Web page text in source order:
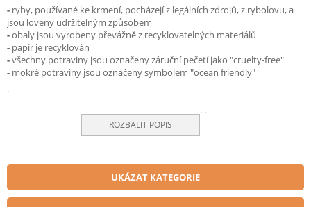
- ryby, používané ke krmení, pocházejí z legálních zdrojů, z rybolovu, a
jsou loveny udržitelným způsobem
-obaly jsou vyrobeny převážně z recyklovatelných materiálů
- papír je recyklován
-všechny potraviny jsou označeny záruční pečetí jako "cruelty-free"
- mokré potraviny jsou označeny symbolem "ocean friendly"
.
ROZBALIT POPIS
. .
UKÁZAT KATEGORIE